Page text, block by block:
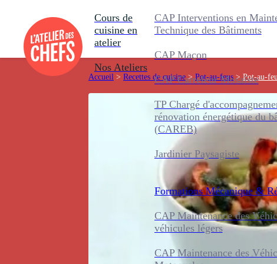
Cours de
cuisine en
atelier
Nos Ateliers
CAP Interventions en
Technique des Bâtiments
CAP Maçon
CAP Carreleur Mosaïste
TP Chargé
rénovation énergétique du
(CAREB)
Jardinier Paysagiste
Formations Mécanique &
CAP Maintenance des
véhicules légers
CAP Maintenance des
Accueil > Recettes de cuisine > Pot-au-feus > Pot-au-